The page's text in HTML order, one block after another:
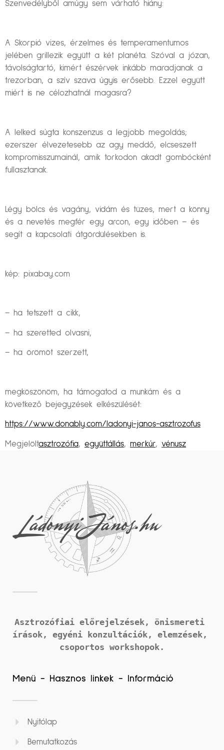
Szenvedélyből amúgy sem várható hiány:
A Skorpió vizes, érzelmes és temperamentumos
jelében grillezik együtt a két planéta. Szóval a józan,
távolságtartó, kimért észérvek inkább maradjanak a
trezorban, a szív szava úgyis erősebb. Ezzel együtt
miért is ne célozhatnál magasra?
A lelked súgta konszenzus a legjobb megoldás;
ezerszer élvezetesebb az agy meddő, elcseszett
kompromisszumainál, amik torkodon akadt gombócként
fullasztanak.
Légy bölcs és vagány, vidám és tüzes, mert a könny
és a nevetés megfér egy arcon, egy időben – és
segít a kapcsolati átgördülésekben is.
kép: pixabay.com
– ha tetszett a cikk,
– ha szeretted olvasni,
– ha örömöt szerzett,
megköszönöm, ha támogatod a munkám és a
következő bejegyzések elkészülését:
https://www.donably.com/ladonyi-janos-asztrozofus
Megjelöltasztrozófia, együttállás, merkúr, vénusz
Asztrozófiai előrejelzések, önismereti
írások,
csoportos workshopok.
Menü - Hasznos linkek - Információ
Nyitólap
Bemutatkozás